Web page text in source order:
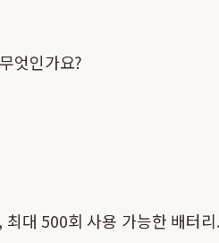
엇인가요?
대 500회 사용 가능한 배터리.